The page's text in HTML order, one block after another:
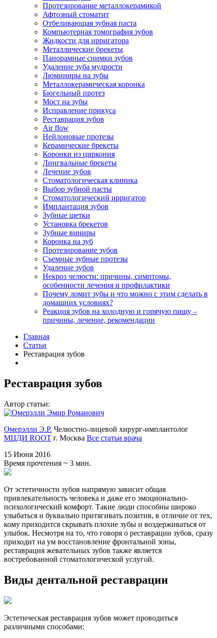
Протезирование металлокерамикой
Афтозный стоматит
Отбеливающая зубная паста
Компьютерная томография зубов
Жидкости для ирригатора
Металлические брекеты
Панорамные снимки зубов
Удаление зуба мудрости
Люминиры на зубы
Металлокерамическая коронка
Бюгельный протез
Мост на зубы
Исправление прикуса
Реставрация зубов
Air flow
Нейлоновые протезы
Керамические брекеты
Коронки из циркония
Лингвальные брекеты
Лечение зубов
Стоматологическая клиника
Выбор зубной пасты
Стоматологический ирригатор
Имплантация зубов
Зубные щетки
Установка брекетов
Зубные виниры
Коронка на зуб
Протезирование зубов
Съемные зубные протезы
Удаление зубов
Некроз челюсти: причины, симптомы,
особенности лечения и профилактики
Почему ломит зубы и что можно с этим сделать в
домашних условиях?
Реакция зубов на холодную и горячую пищу –
причины, лечение, рекомендации
Главная
Статьи
Реставрация зубов
Реставрация зубов
Автор статьи:
Омерэлли Э.Р. Челюстно-лицевой хирург-имплантолог
МЦДИ ROOT г. Москва Все статьи врача
15 Июня 2016
Время прочтения ~ 3 мин.
От эстетичности зубов напрямую зависит общая
привлекательность человека и даже его эмоционально-
психологический комфорт. Такие люди способны широко
улыбаться и буквально притягивать позитив, в отличие от тех,
кому приходится скрывать плохие зубы и воздерживаться от
улыбок. Несмотря на то, что говоря о реставрации зубов, сразу
приходит на ум восстановление фронтальной зоны,
реставрация жевательных зубов также является
востребованной стоматологической услугой.
Виды дентальной реставрации
Эстетическая реставрация зубов может проводиться
различными способами: